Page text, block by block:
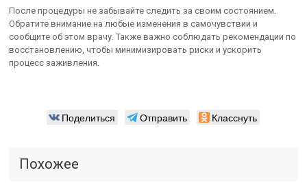
После процедуры не забывайте следить за своим состоянием.
Обратите внимание на любые изменения в самочувствии и
сообщите об этом врачу. Также важно соблюдать рекомендации по
восстановлению, чтобы минимизировать риски и ускорить
процесс заживления.
Поделиться Отправить Класснуть
Похожее